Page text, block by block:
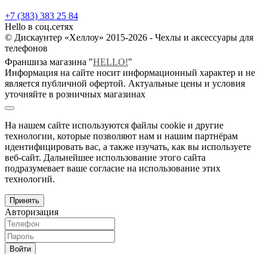
+7 (383) 383 25 84
Hello в соц.сетях
© Дискаунтер «Хеллоу» 2015-2026 - Чехлы и аксессуары для
телефонов
Франшиза магазина "HELLO!"
Информация на сайте носит информационный характер и не
является публичной офертой. Актуальные цены и условия
уточняйте в розничных магазинах
На нашем сайте используются файлы cookie и другие
технологии, которые позволяют нам и нашим партнёрам
идентифицировать вас, а также изучать, как вы используете
веб-сайт. Дальнейшее использование этого сайта
подразумевает ваше согласие на использование этих
технологий.
Принять
Авторизация
Войти